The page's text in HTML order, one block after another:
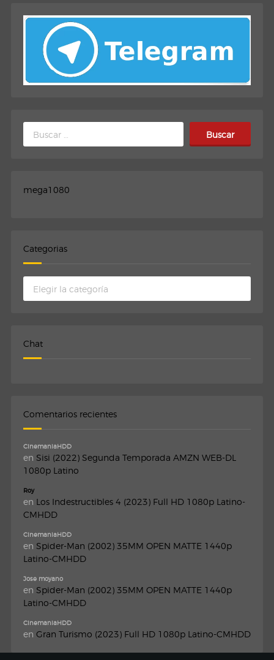
Buscar:
mega1080
Categorias
Categorias
Chat
Comentarios recientes
CinemaniaHDD
en Sisi (2022) Segunda Temporada AMZN WEB-DL
1080p Latino
Roy
en Los Indestructibles 4 (2023) Full HD 1080p Latino-
CMHDD
CinemaniaHDD
en Spider-Man (2002) 35MM OPEN MATTE 1440p
Latino-CMHDD
Jose moyano
en Spider-Man (2002) 35MM OPEN MATTE 1440p
Latino-CMHDD
CinemaniaHDD
en Gran Turismo (2023) Full HD 1080p Latino-CMHDD